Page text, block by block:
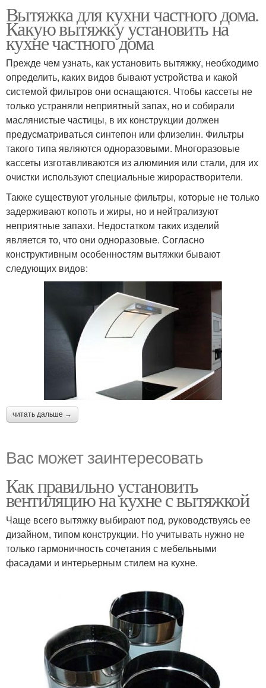
Вытяжка для кухни частного дома.
Какую вытяжку установить на
кухне частного дома
Прежде чем узнать, как установить вытяжку, необходимо
определить, каких видов бывают устройства и какой
системой фильтров они оснащаются. Чтобы кассеты не
только устраняли неприятный запах, но и собирали
маслянистые частицы, в их конструкции должен
предусматриваться синтепон или флизелин. Фильтры
такого типа являются одноразовыми. Многоразовые
кассеты изготавливаются из алюминия или стали, для их
очистки используют специальные жирорастворители.
Также существуют угольные фильтры, которые не только
задерживают копоть и жиры, но и нейтрализуют
неприятные запахи. Недостатком таких изделий
является то, что они одноразовые. Согласно
конструктивным особенностям вытяжки бывают
следующих видов:
читать дальше →
Вас может заинтересовать
Как правильно установить
вентиляцию на кухне с вытяжкой
Чаще всего вытяжку выбирают под, руководствуясь ее
дизайном, типом конструкции. Но учитывать нужно не
только гармоничность сочетания с мебельными
фасадами и интерьерным стилем на кухне.